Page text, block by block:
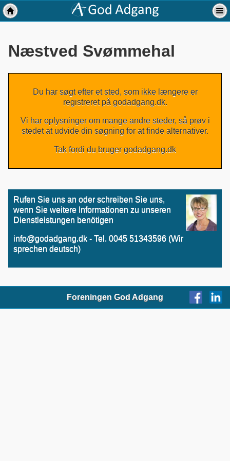
Næstved Svømmehal
Du har søgt efter et sted, som ikke længere er
registreret på godadgang.dk.
Vi har oplysninger om mange andre steder, så prøv i
stedet at udvide din søgning for at finde alternativer.
Tak fordi du bruger godadgang.dk
Rufen Sie uns an oder schreiben Sie uns,
wenn Sie weitere Informationen zu unseren
Dienstleistungen benötigen
info@godadgang.dk - Tel. 0045 51343596 (Wir
sprechen deutsch)
Foreningen God Adgang